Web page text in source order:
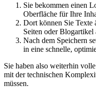
Sie bekommen einen
Oberfläche für Ihre
Dort können Sie Texte
Seiten oder Blogartikel
Nach dem Speichern
in eine schnelle,
Sie haben also weiterhin
mit der technischen
müssen.